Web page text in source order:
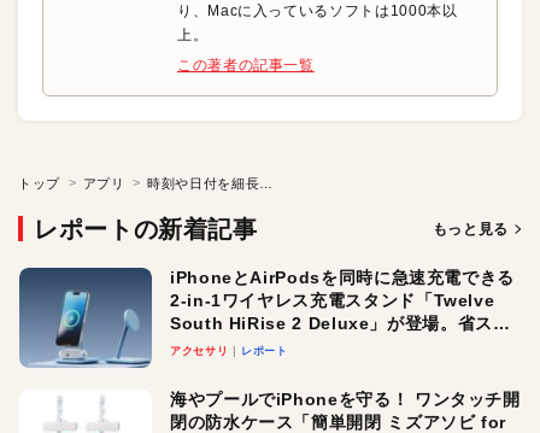
り、Macに入っているソフトは1000本以
上。
この著者の記事一覧
トップ アプリ
レポートの新着記事 もっと見る
iPhoneとAirPodsを同時に急速充電できる
2-in-1ワイヤレス充電スタンド「Twelve
South HiRise 2 Deluxe」が登場。省スペ
ースでおしゃれに充電したい人にオスス
アクセサリ レポート
海やプールでiPhoneを守る！ ワンタッチ開
閉の防水ケース「簡単開閉 ミズアソビ for